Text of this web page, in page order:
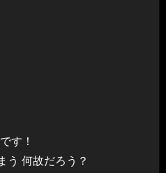
す！
う 何故だろう？